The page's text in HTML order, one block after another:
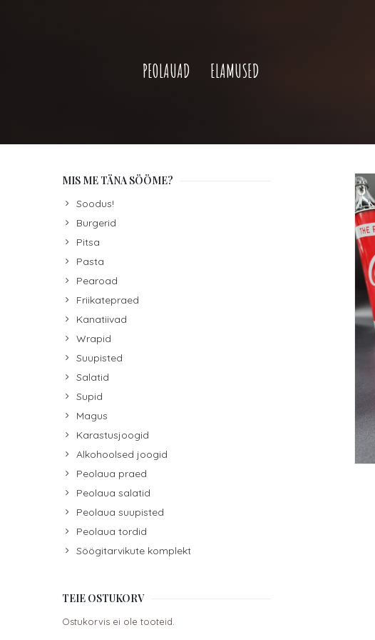
PEOLAUAD ELAMUSED
MIS ME TÄNA SÖÖME?
Soodus!
Burgerid
Pitsa
Pasta
Pearoad
Friikatepraed
Kanatiivad
Wrapid
Suupisted
Salatid
Supid
Magus
Karastusjoogid
Alkohoolsed joogid
Peolaua praed
Peolaua salatid
Peolaua suupisted
Peolaua tordid
Söögitarvikute komplekt
TEIE OSTUKORV
Ostukorvis ei ole tooteid.